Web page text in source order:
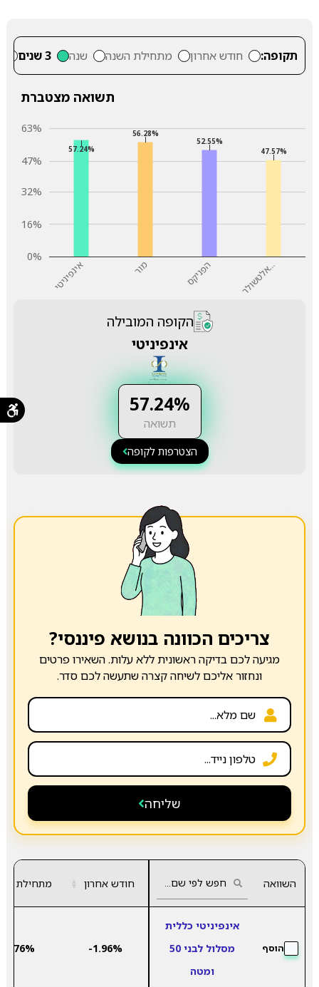
תקופה: חודש אחרון מתחילת השנה שנה 3 שנים
תשואה מצטברת
אינפיניטי מור הפניקס א
ל
ט
ש
ו
ל
ר…
0%
16%
32%
47%
63%
57.24%
56.28%
52.55%
47.57%
הקופה המובילה
אינפיניטי
57.24%
תשואה
הצטרפות לקופה
צריכים הכוונה בנושא פיננסי?
מגיעה לכם בדיקה ראשונית ללא עלות. השאירו פרטים
ונחזור אליכם לשיחה קצרה שתעשה לכם סדר.
שליחה
השוואה חודש אחרון ▲
▼ מתחילת
הוסף
אינפיניטי כללית
מסלול לבני 50
ומטה
-1.96%
9.76%